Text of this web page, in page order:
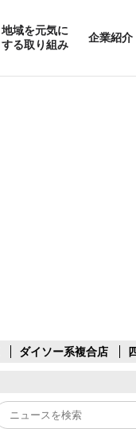
地域を元気に
する取り組み
企業紹介
ダイソー系複合店